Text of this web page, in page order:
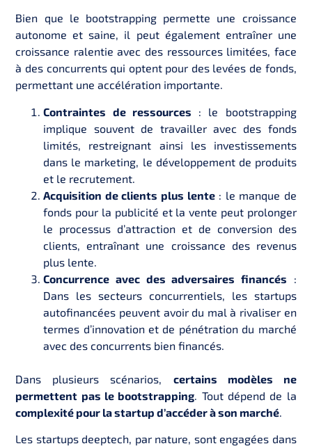
Bien que le bootstrapping permette une croissance
autonome et saine, il peut également entraîner une
croissance ralentie avec des ressources limitées, face
à des concurrents qui optent pour des levées de fonds,
permettant une accélération importante.
Contraintes de ressources : le bootstrapping
implique souvent de travailler avec des fonds
limités, restreignant ainsi les investissements
dans le marketing, le développement de produits
et le recrutement.
Acquisition de clients plus lente: le manque de
fonds pour la publicité et la vente peut prolonger
le processus d’attraction et de conversion des
clients, entraînant une croissance des revenus
plus lente.
Concurrence avec des adversaires financés :
Dans les secteurs concurrentiels, les startups
autofinancées peuvent avoir du mal à rivaliser en
termes d’innovation et de pénétration du marché
avec des concurrents bien financés.
Dans plusieurs scénarios, certains modèles ne
permettent pas le bootstrapping. Tout dépend de la
complexité pour la startup d’accéder à son marché.
Les startups deeptech, par nature, sont engagées dans